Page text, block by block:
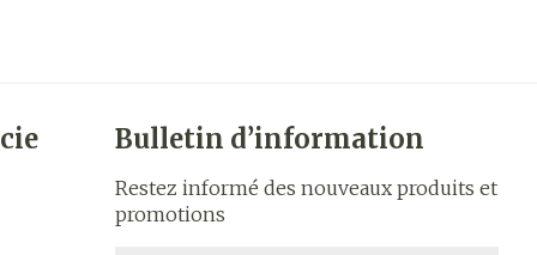
Bulletin d’information
Restez informé des nouveaux produits et
promotions